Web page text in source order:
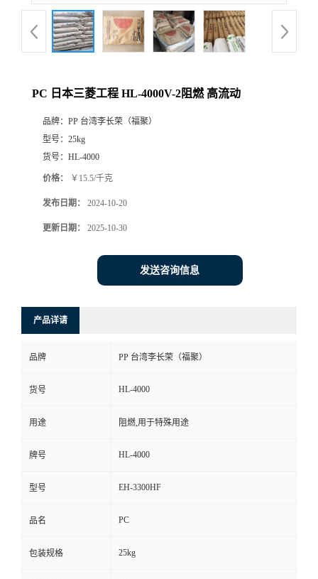
PC 日本三菱工程 HL-4000V-2阻燃 高流动
品牌： PP 台湾李长荣（福聚）
型号： 25kg
货号： HL-4000
价格： ￥15.5/千克
发布日期： 2024-10-20
更新日期： 2025-10-30
发送咨询信息
产品详请
品牌 PP 台湾李长荣（福聚）
货号 HL-4000
用途 阻燃,用于特殊用途
牌号 HL-4000
型号 EH-3300HF
品名 PC
包装规格 25kg